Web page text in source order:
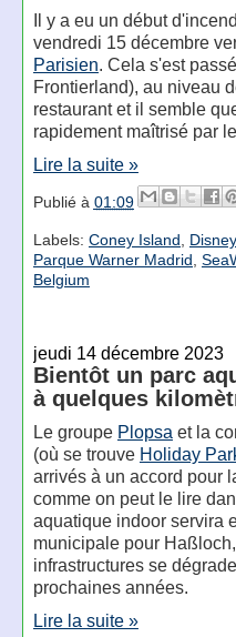
Il y a eu un début
vendredi 15 décembre
Parisien. Cela s'est
Frontierland), au niveau
restaurant et il semble
rapidement maîtrisé par
Lire la suite »
Publié à 01:09
Labels: Coney Island,
Parque Warner Madrid,
Belgium
jeudi 14 décembre 2023
Bientôt un parc
à quelques
Le groupe Plopsa et la
(où se trouve Holiday
arrivés à un accord pour
comme on peut le lire
aquatique indoor servira
municipale pour
infrastructures se
prochaines années.
Lire la suite »